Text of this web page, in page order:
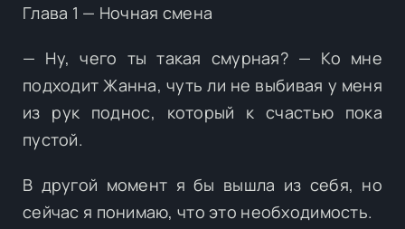
Глава 1 — Ночная смена
— Ну, чего ты такая смурная? — Ко мне
подходит Жанна, чуть ли не выбивая у меня
из рук поднос, который к счастью пока
пустой.
В другой момент я бы вышла из себя, но
сейчас я понимаю, что это необходимость.